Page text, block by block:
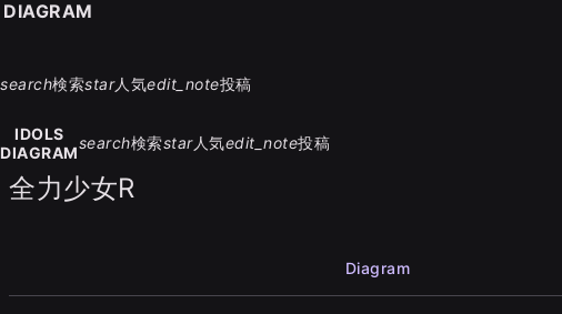
search検索star人気edit_note投稿
IDOLS
DIAGRAM
search検索star人気edit_note投稿
全力少女R
Diagram